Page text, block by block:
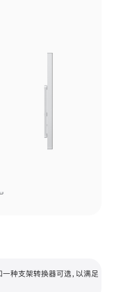
种支架转换器可选，以满足